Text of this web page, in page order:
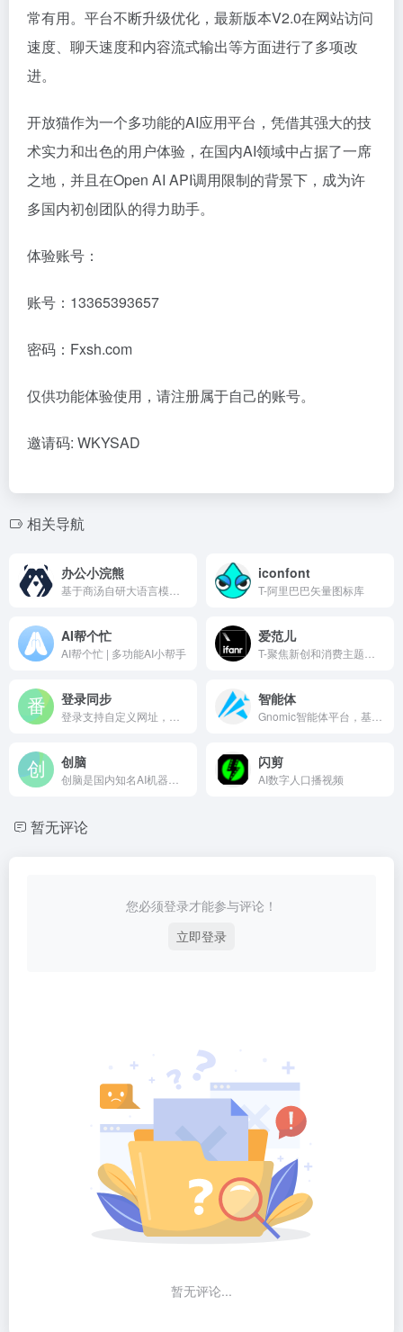
常有用。平台不断升级优化，最新版本V2.0在网站访问
速度、聊天速度和内容流式输出等方面进行了多项改
进。
开放猫作为一个多功能的AI应用平台，凭借其强大的技
术实力和出色的用户体验，在国内AI领域中占据了一席
之地，并且在Open AI API调用限制的背景下，成为许
多国内初创团队的得力助手。
体验账号：
账号：13365393657
密码：Fxsh.com
仅供功能体验使用，请注册属于自己的账号。
邀请码: WKYSAD
相关导航
办公小浣熊 iconfont
T-阿里巴巴矢量图标库
AI帮个忙
AI帮个忙 | 多功能AI小帮手
爱范儿
登录同步 智能体
创脑 闪剪
AI数字人口播视频
暂无评论
您必须登录才能参与评论！
立即登录
暂无评论...